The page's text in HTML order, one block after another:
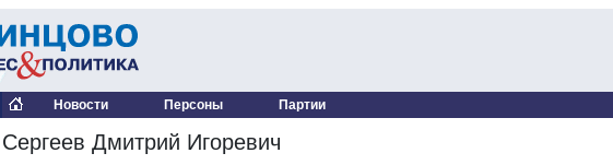
Новости Персоны Партии
Сергеев Дмитрий Игоревич